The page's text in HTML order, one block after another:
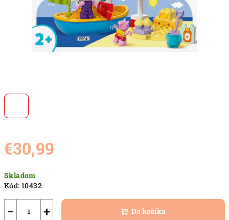
€30,99
cena:
Skladom
Kód: 10432
+
− Do košíka